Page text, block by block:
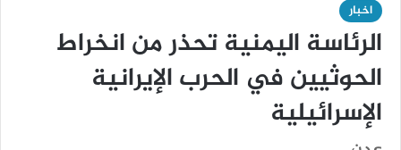
اخبار
الرئاسة اليمنية تحذر من انخراط
الحوثيين في الحرب الإيرانية
الإسرائيلية